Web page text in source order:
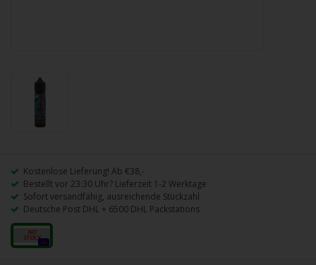
Kostenlose Lieferung! Ab €38,-
Bestellt vor 23:30 Uhr? Lieferzeit 1-2 Werktage
Sofort versandfähig, ausreichende Stückzahl
Deutsche Post DHL + 6500 DHL Packstations
50 ml
0x